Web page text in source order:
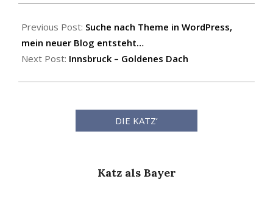
08-
02
Previous Post: Suche nach Theme in WordPress,
mein neuer Blog entsteht…
Next Post: Innsbruck – Goldenes Dach
DIE KATZ‘
Katz als Bayer